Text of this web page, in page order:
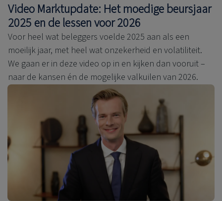
Video Marktupdate: Het moedige beursjaar
2025 en de lessen voor 2026
Voor heel wat beleggers voelde 2025 aan als een
moeilijk jaar, met heel wat onzekerheid en volatiliteit.
We gaan er in deze video op in en kijken dan vooruit –
naar de kansen én de mogelijke valkuilen van 2026.